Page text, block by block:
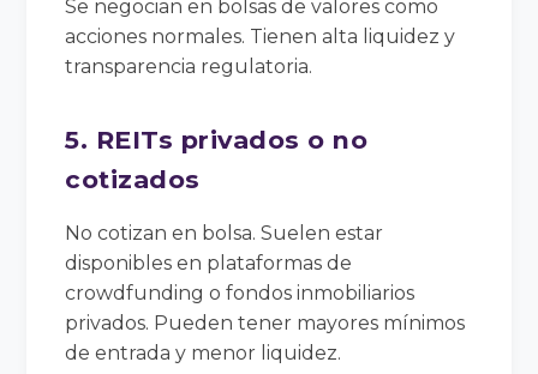
Se negocian en bolsas de valores como
acciones normales. Tienen alta liquidez y
transparencia regulatoria.
5. REITs privados o no
cotizados
No cotizan en bolsa. Suelen estar
disponibles en plataformas de
crowdfunding o fondos inmobiliarios
privados. Pueden tener mayores mínimos
de entrada y menor liquidez.